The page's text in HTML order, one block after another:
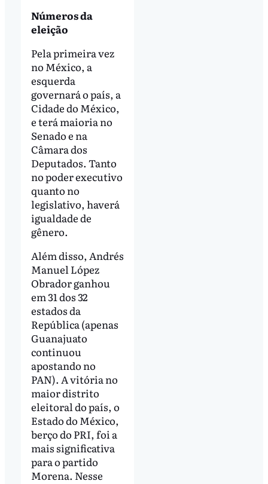
Números da
eleição
Pela primeira vez
no México, a
esquerda
governará o país, a
Cidade do México,
e terá maioria no
Senado e na
Câmara dos
Deputados. Tanto
no poder executivo
quanto no
legislativo, haverá
igualdade de
gênero.
Além disso, Andrés
Manuel López
Obrador ganhou
em 31 dos 32
estados da
República (apenas
Guanajuato
continuou
apostando no
PAN). A vitória no
maior distrito
eleitoral do país, o
Estado do México,
berço do PRI, foi a
mais significativa
para o partido
Morena. Nesse